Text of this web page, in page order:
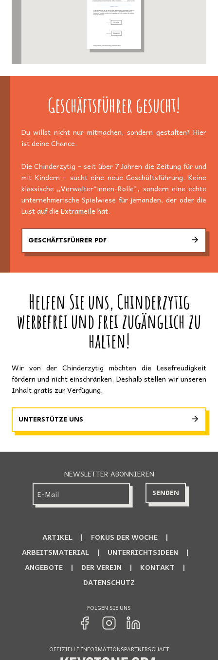
Geschäftsführer gesucht!
Du willst nicht nur mitmachen, sondern gestalten? Hier
ist deine Chance.
Die Chinderzytig – seit über 7 Jahren die Zeitung für und
mit Kindern – sucht eine neue Geschäftsführung. Keine
klassische „Verwalter*innen-Rolle", sondern eine echte
unternehmerische Spielwiese für jemanden, der oder die
Lust auf die Extrameile hat.
GESCHÄFTSFÜHRER PDF
Helfen Sie uns, Chinderzytig
werbefrei und frei zugänglich zu
halten!
Wir von der Chinderzytig möchten die Lesefreudigkeit
fördern und nicht einschränken. Deshalb stellen wir unseren
Inhalt gratis zur Verfügung.
UNTERSTÜTZE UNS
NEWSLETTER ABONNIEREN
ARTIKEL
FOKUS DER WOCHE
ARBEITSMATERIAL
UNTERRICHTSIDEEN
ANGEBOTE
DER VEREIN
KONTAKT
DATENSCHUTZ
FOLGEN SIE UNS
OFFIZIELLE INFORMATIONSPARTNERSCHAFT